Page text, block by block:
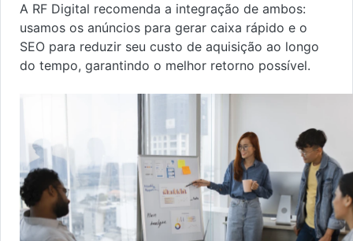
A RF Digital recomenda a integração de ambos:
usamos os anúncios para gerar caixa rápido e o
SEO para reduzir seu custo de aquisição ao longo
do tempo, garantindo o melhor retorno possível.